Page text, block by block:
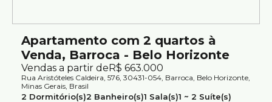
Apartamento com 2 quartos à
Venda, Barroca - Belo Horizonte
R$ 663.000
Vendas a partir de
Rua Aristóteles Caldeira, 576, 30431-054, Barroca, Belo Horizonte,
Minas Gerais, Brasil
2 Dormitório(s)2 Banheiro(s)1 Sala(s)1 ~ 2 Suíte(s)